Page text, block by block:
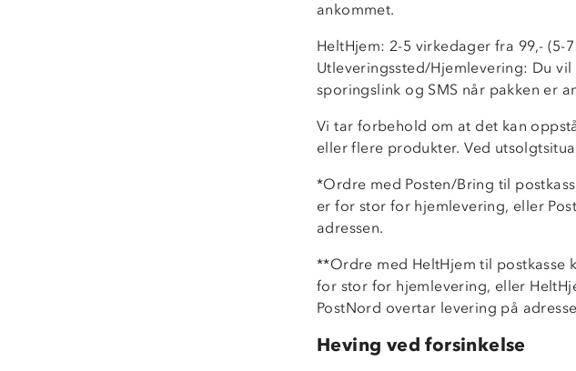
ankommet.
HeltHjem: 2-5 virkedager fra 99,-
Utleveringssted/Hjemlevering: Du
sporingslink og SMS når pakken er
Vi tar forbehold om at det kan
eller flere produkter. Ved
*Ordre med Posten/Bring til
er for stor for hjemlevering, eller
adressen.
**Ordre med HeltHjem til postkasse
for stor for hjemlevering, eller
PostNord overtar levering på
Heving ved forsinkelse